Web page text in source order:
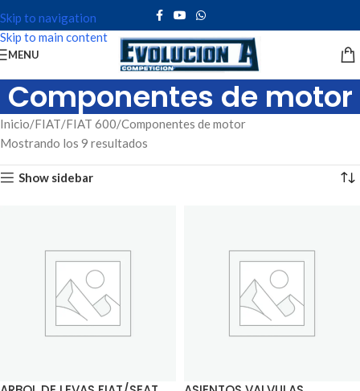
Skip to navigation
Skip to main content
MENU
Componentes de motor
Inicio FIAT FIAT 600 Componentes de motor
Mostrando los 9 resultados
Show sidebar